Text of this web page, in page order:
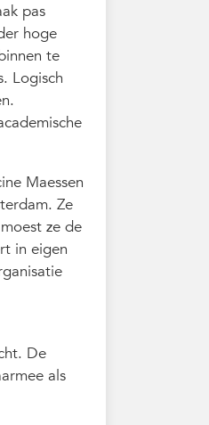
pas
hoge
te
Logisch
Maessen
Ze
ze de
in eigen
De
als